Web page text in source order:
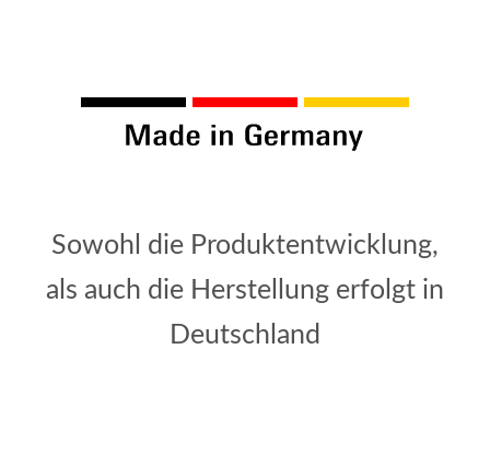
Sowohl die Produktentwicklung,
als auch die Herstellung erfolgt in
Deutschland